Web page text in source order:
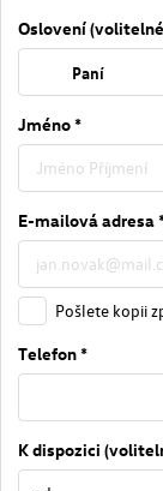
Oslovení
Paní
Jméno *
E-mailová adresa
Pošlete kopii
Telefon *
K dispozici